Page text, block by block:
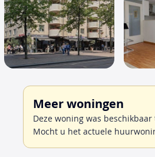
Meer woningen
Deze woning was
Mocht u het actuele